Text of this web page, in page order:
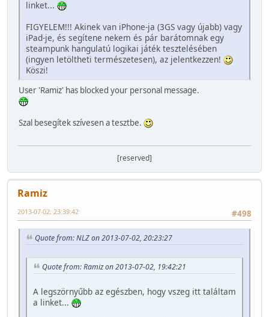
linket...
FIGYELEM!!! Akinek van iPhone-ja (3GS vagy újabb) vagy
iPad-je, és segítene nekem és pár barátomnak egy
steampunk hangulatú logikai játék tesztelésében
(ingyen letöltheti természetesen), az jelentkezzen!
Köszi!
User 'Ramiz' has blocked your personal message.
Szal besegítek szívesen a tesztbe.
[reserved]
Ramiz
#498
2013-07-02, 23:39:42
Quote from: NLZ on 2013-07-02, 20:23:27
Quote from: Ramiz on 2013-07-02, 19:42:21
A legszörnyűbb az egészben, hogy vszeg itt találtam
a linket...